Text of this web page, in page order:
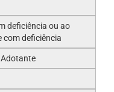
deficiência ou ao
com deficiência
Adotante